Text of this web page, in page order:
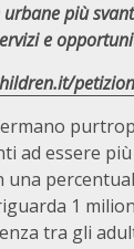
più
e
ad essere
1
tra gli